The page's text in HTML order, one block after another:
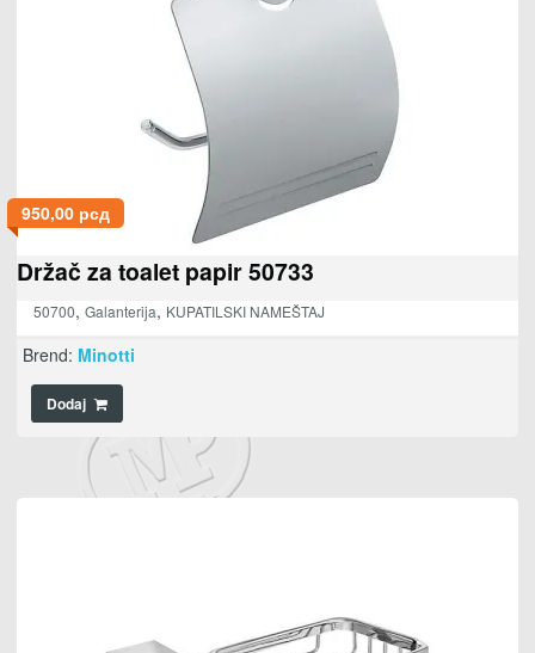
950,00 рсд
Držač za toalet papir 50733
50700, Galanterija, KUPATILSKI NAMEŠTAJ
Brend: Minotti
Dodaj